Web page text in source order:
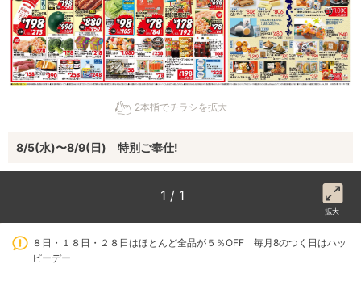
2本指でチラシを拡大
8/5(水)〜8/9(日) 特別ご奉仕!
1 / 1
拡大
８日・１８日・２８日はほとんど全品が５％OFF 毎月8のつく日はハッ
ピーデー